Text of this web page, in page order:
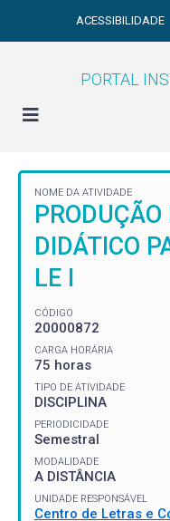
ACESSIBILIDADE
PORTAL
NOME DA ATIVIDADE
DIDÁTICO
LE I
CÓDIGO
20000872
CARGA HORÁRIA
75 horas
TIPO DE ATIVIDADE
DISCIPLINA
PERIODICIDADE
Semestral
MODALIDADE
A DISTÂNCIA
UNIDADE RESPONSÁVEL
Centro de Letras e